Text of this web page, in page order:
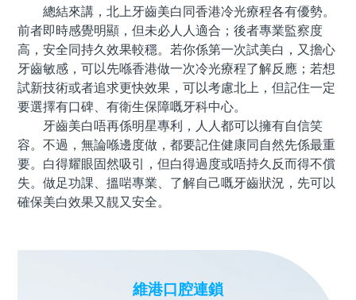
總結來講，北上牙齒美白同香港冷光療程各有優勢。
前者即時感覺明顯，但未必人人適合；後者專業監察度
高，安全同持久效果較穩。若你係第一次試美白，又擔心
牙齒敏感，可以先喺香港做一次冷光療程了解反應；若想
試新技術或者追求更快效果，可以考慮北上，但記住一定
要選擇有口碑、有衛生保障嘅牙科中心。
牙齒美白唔再係明星專利，人人都可以擁有自信笑
容。不過，無論喺邊度做，都要記住健康同自然先係最重
要。白得耀眼固然吸引，但白得過度或唔持久反而得不償
失。做足功課、搵啱專業、了解自己嘅牙齒狀況，先可以
確保美白效果又靚又安全。
維港口腔連鎖